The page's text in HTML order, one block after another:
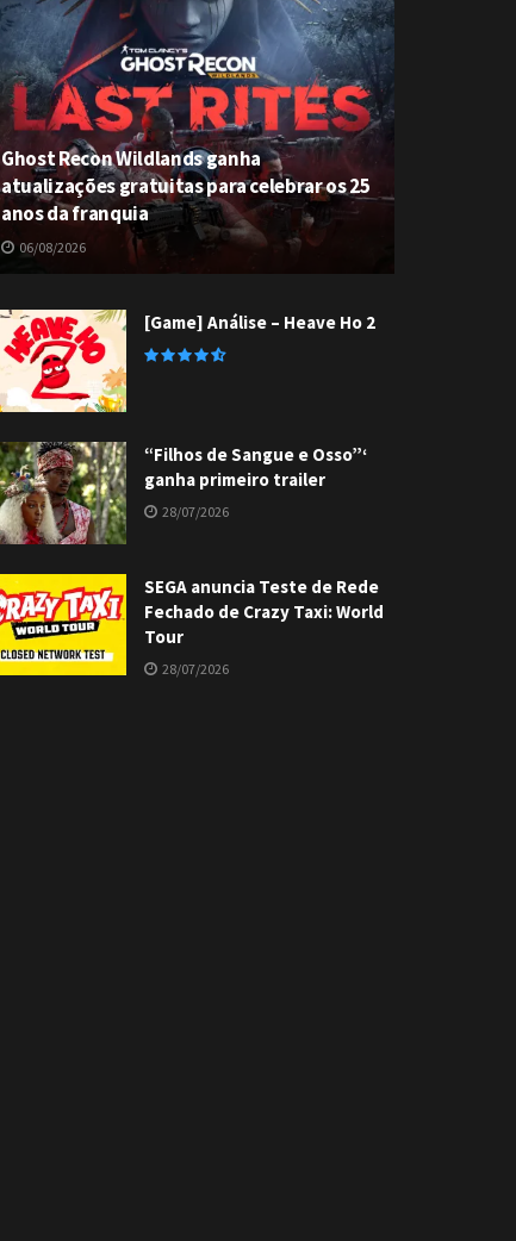
Ghost Recon Wildlands ganha
atualizações gratuitas para celebrar os 25
anos da franquia
06/08/2026
[Game] Análise – Heave Ho 2
“Filhos de Sangue e Osso”‘
ganha primeiro trailer
28/07/2026
SEGA anuncia Teste de Rede
Fechado de Crazy Taxi: World
Tour
28/07/2026